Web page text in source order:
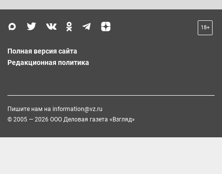
18+
Полная версия сайта
Редакционная политика
Пишите нам на information@vz.ru
© 2005 — 2026 ООО Деловая газета «Взгляд»